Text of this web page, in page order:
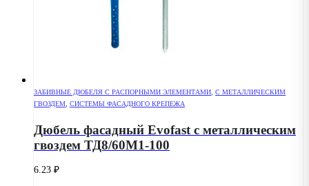
ЗАБИВНЫЕ ДЮБЕЛЯ С РАСПОРНЫМИ ЭЛЕМЕНТАМИ С МЕТАЛЛИЧЕСКИМ
ГВОЗДЕМ СИСТЕМЫ ФАСАДНОГО КРЕПЕЖА
Дюбель фасадный Evofast с металлическим
гвоздем ТД8/60М1-100
6.23 ₽